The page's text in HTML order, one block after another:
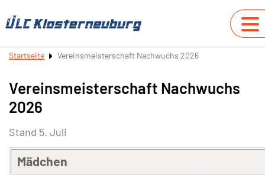
Startseite Vereinsmeisterschaft Nachwuchs 2026
Vereinsmeisterschaft Nachwuchs
2026
Stand 5. Juli
Mädchen